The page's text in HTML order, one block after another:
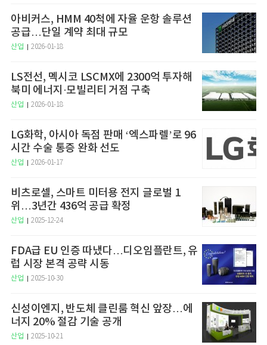
아비커스, HMM 40척에 자율 운항 솔루션
공급…단일 계약 최대 규모
산업 2026-01-18
LS전선, 멕시코 LSCMX에 2300억 투자해
북미 에너지·모빌리티 거점 구축
산업 2026-01-18
LG화학, 아시아 독점 판매 ‘엑스파렐’로 96
시간 수술 통증 완화 선도
산업 2026-01-17
비츠로셀, 스마트 미터용 전지 글로벌 1
위…3년간 436억 공급 확정
산업 2025-12-24
FDA급 EU 인증 따냈다…디오임플란트, 유
럽 시장 본격 공략 시동
산업 2025-10-30
신성이엔지, 반도체 클린룸 혁신 앞장…에
너지 20% 절감 기술 공개
산업 2025-10-21